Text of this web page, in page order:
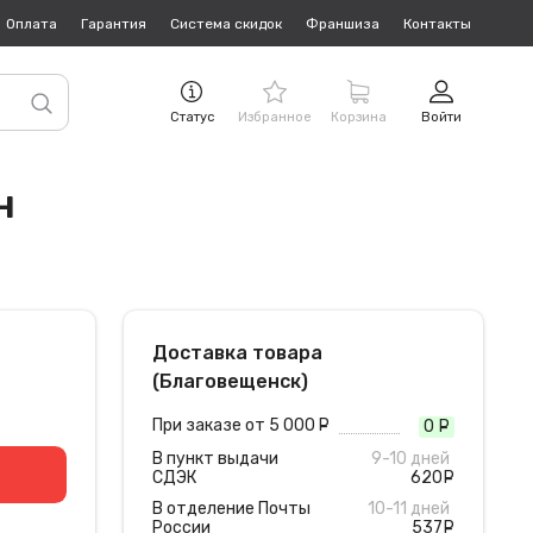
Оплата Гарантия Система скидок Франшиза Контакты
Статус Избранное Корзина Войти
Доставка товара
(Благовещенск)
При заказе от 5 000 0
В пункт выдачи
СДЭК
9-10 дней
620
В отделение Почты
России
10-11 дней
537